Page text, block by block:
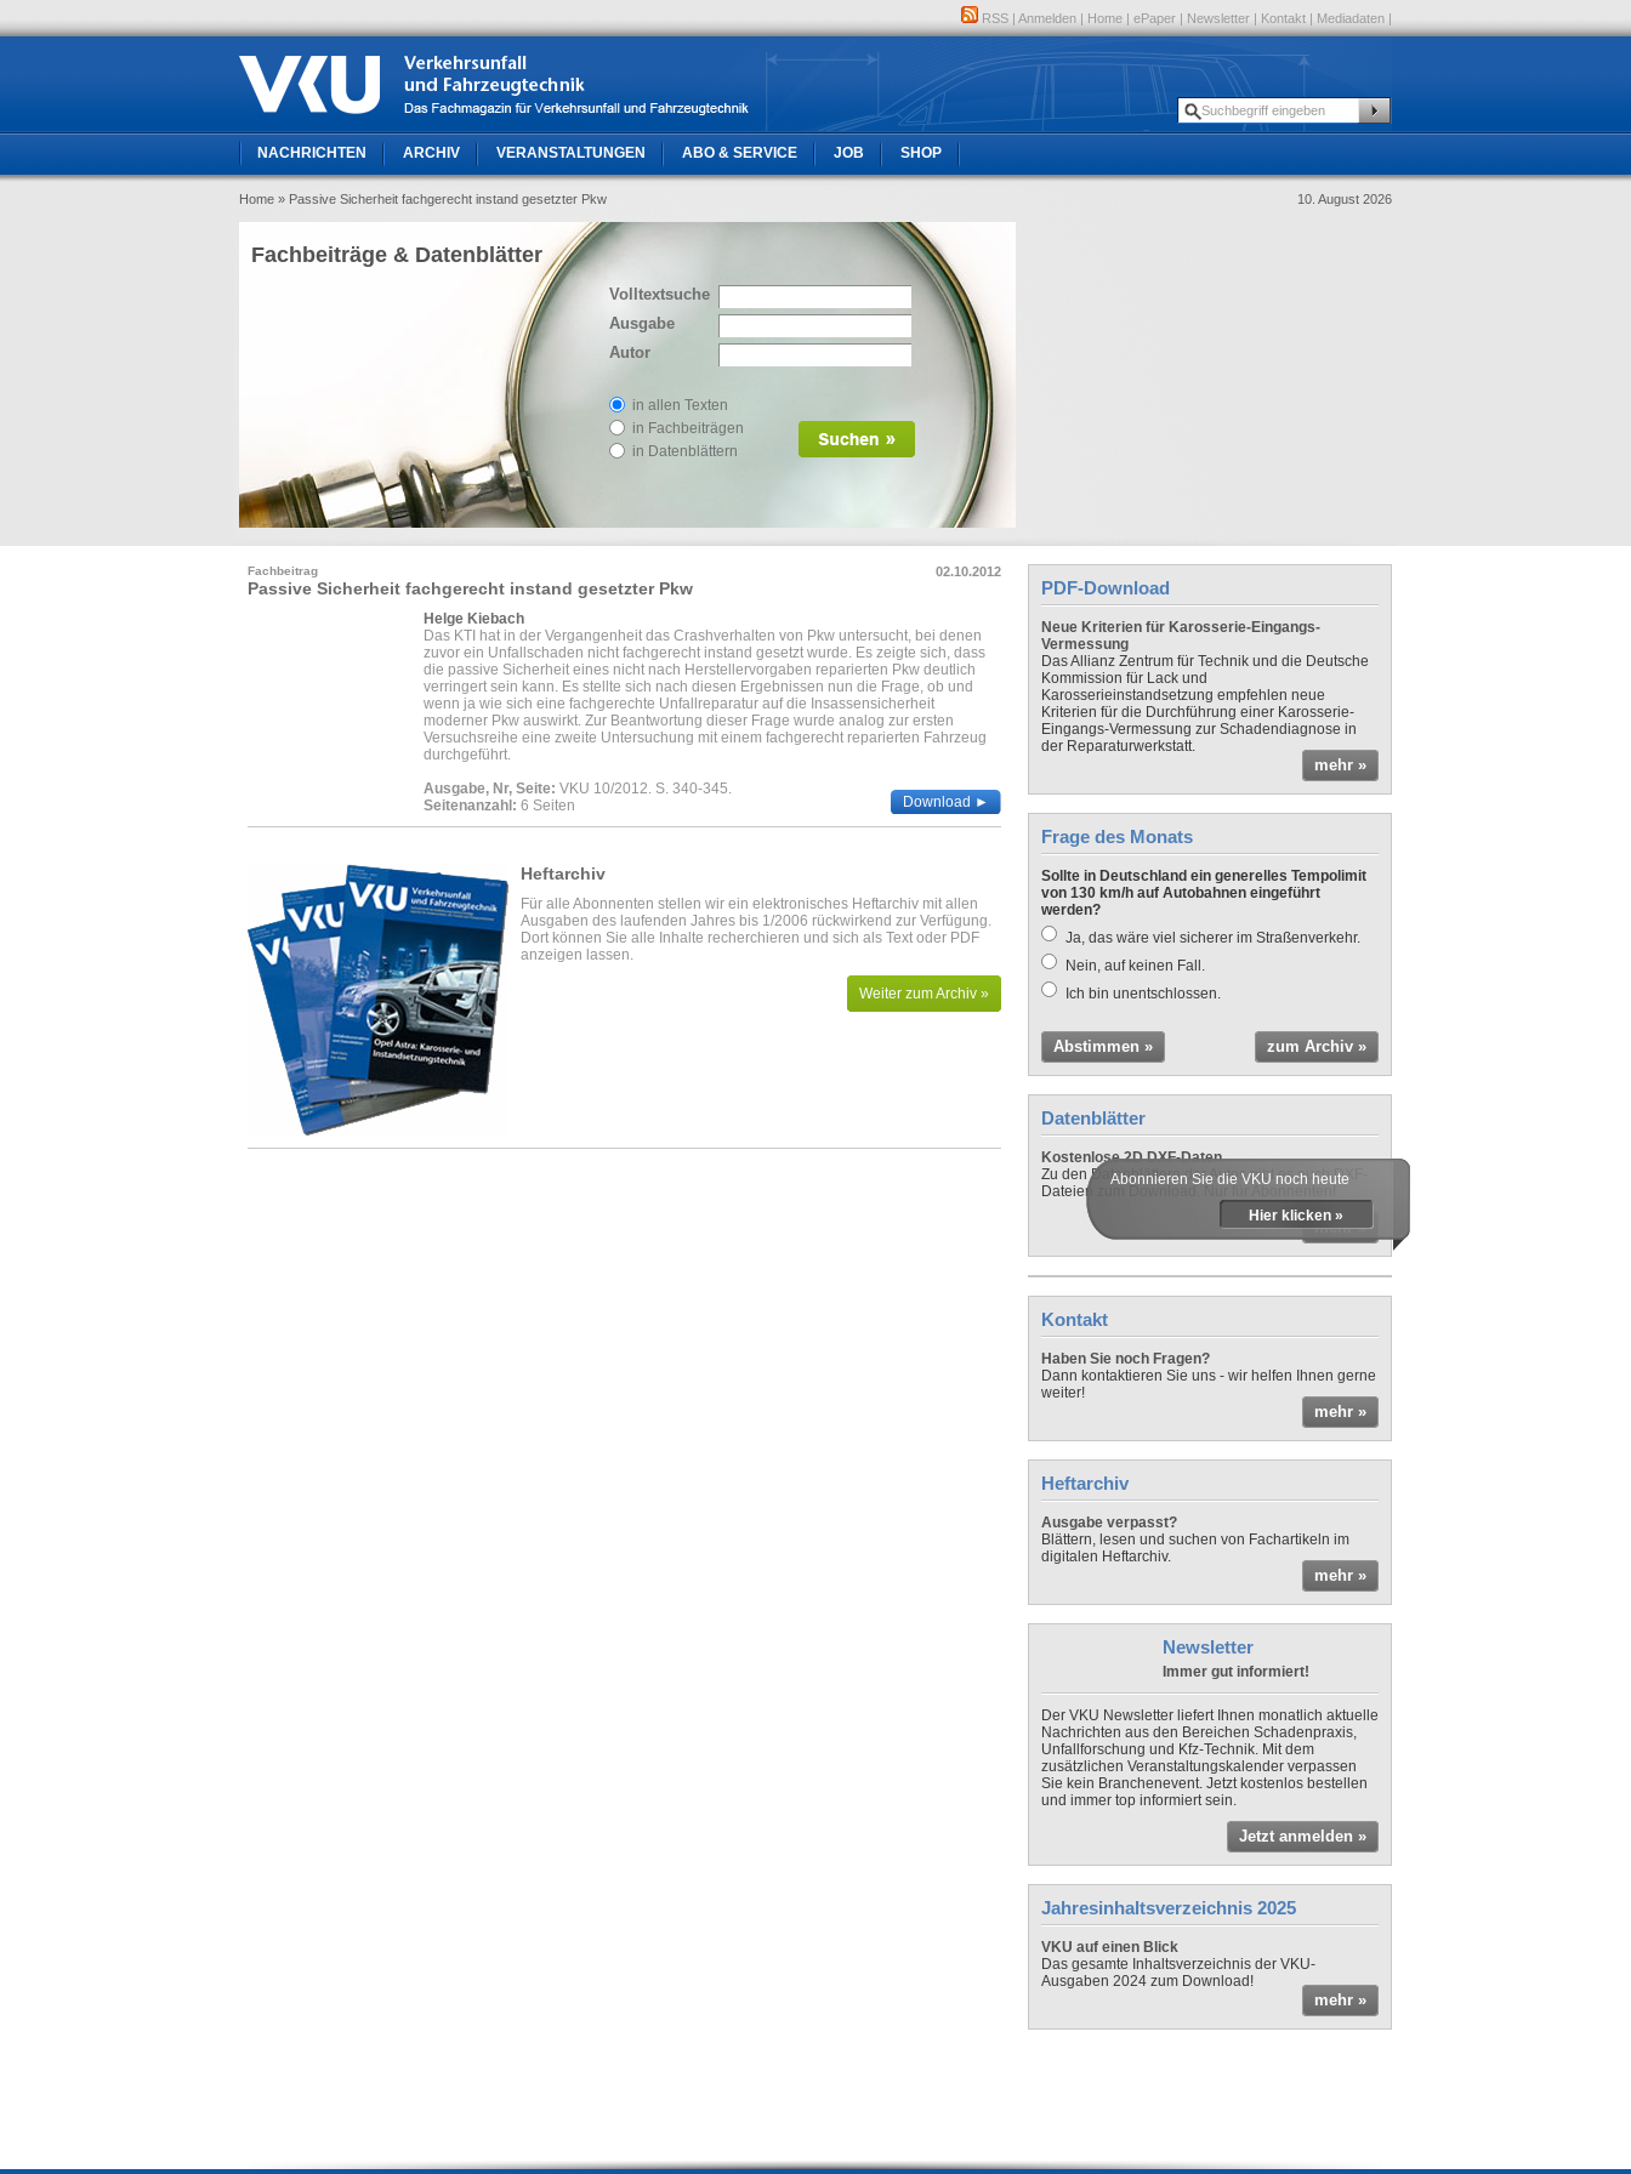
RSS | Anmelden | Home | ePaper | Newsletter | Kontakt | Mediadaten |
NACHRICHTEN ARCHIV VERANSTALTUNGEN ABO & SERVICE JOB SHOP
Home » Passive Sicherheit fachgerecht instand gesetzter Pkw 10. August 2026
Volltextsuche
Ausgabe
Autor
in allen Texten
in Fachbeiträgen
in Datenblättern
Fachbeiträge & Datenblätter
02.10.2012
Fachbeitrag
Passive Sicherheit fachgerecht instand gesetzter Pkw
Helge Kiebach
Das KTI hat in der Vergangenheit das Crashverhalten von Pkw untersucht, bei denen
zuvor ein Unfallschaden nicht fachgerecht instand gesetzt wurde. Es zeigte sich, dass
die passive Sicherheit eines nicht nach Herstellervorgaben reparierten Pkw deutlich
verringert sein kann. Es stellte sich nach diesen Ergebnissen nun die Frage, ob und
wenn ja wie sich eine fachgerechte Unfallreparatur auf die Insassensicherheit
moderner Pkw auswirkt. Zur Beantwortung dieser Frage wurde analog zur ersten
Versuchsreihe eine zweite Untersuchung mit einem fachgerecht reparierten Fahrzeug
durchgeführt.
Ausgabe, Nr, Seite: VKU 10/2012. S. 340-345.
Seitenanzahl: 6 Seiten Download ►
Heftarchiv
Für alle Abonnenten stellen wir ein elektronisches Heftarchiv mit allen
Ausgaben des laufenden Jahres bis 1/2006 rückwirkend zur Verfügung.
Dort können Sie alle Inhalte recherchieren und sich als Text oder PDF
anzeigen lassen.
Weiter zum Archiv »
PDF-Download
Neue Kriterien für Karosserie-Eingangs-
Vermessung
Das Allianz Zentrum für Technik und die Deutsche
Kommission für Lack und
Karosserieinstandsetzung empfehlen neue
Kriterien für die Durchführung einer Karosserie-
Eingangs-Vermessung zur Schadendiagnose in
der Reparaturwerkstatt.
mehr »
Frage des Monats
Sollte in Deutschland ein generelles Tempolimit
von 130 km/h auf Autobahnen eingeführt
werden?
Ja, das wäre viel sicherer im Straßenverkehr.
Nein, auf keinen Fall.
Ich bin unentschlossen.
Abstimmen » zum Archiv »
Datenblätter
Kostenlose 2D DXF-Daten
Zu den Datenblättern der Autos gibt es auch DXF-
Dateien zum Download. Nur für Abonnenten!
mehr »
Abonnieren Sie die VKU noch heute
Hier klicken »
Kontakt
Haben Sie noch Fragen?
Dann kontaktieren Sie uns - wir helfen Ihnen gerne
weiter!
mehr »
Heftarchiv
Ausgabe verpasst?
Blättern, lesen und suchen von Fachartikeln im
digitalen Heftarchiv.
mehr »
Newsletter
Immer gut informiert!
Der VKU Newsletter liefert Ihnen monatlich aktuelle
Nachrichten aus den Bereichen Schadenpraxis,
Unfallforschung und Kfz-Technik. Mit dem
zusätzlichen Veranstaltungskalender verpassen
Sie kein Branchenevent. Jetzt kostenlos bestellen
und immer top informiert sein.
Jetzt anmelden »
Jahresinhaltsverzeichnis 2025
VKU auf einen Blick
Das gesamte Inhaltsverzeichnis der VKU-
Ausgaben 2024 zum Download!
mehr »